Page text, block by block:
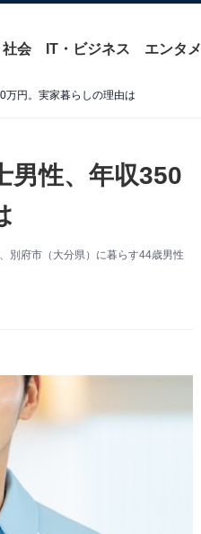
社会 IT・ビジネス エンタメ
万円。実家暮らしの理由は
男性、年収350
別府市（大分県）に暮らす44歳男性